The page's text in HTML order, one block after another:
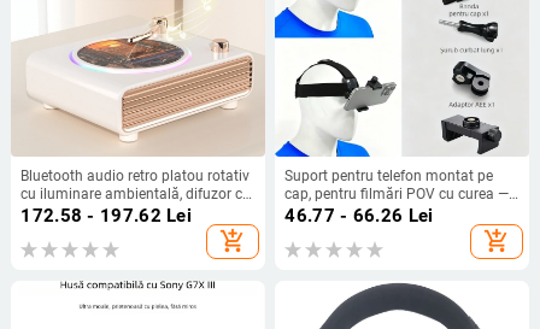
Bluetooth audio retro platou rotativ
cu iluminare ambientală, difuzor cu
încărcare fără fir
172.58 - 197.62 Lei
add_shopping_cart
Suport pentru telefon montat pe
cap, pentru filmări POV cu curea —
Material ABS, compatibil universal,
46.77 - 66.26 Lei
add_shopping_cart